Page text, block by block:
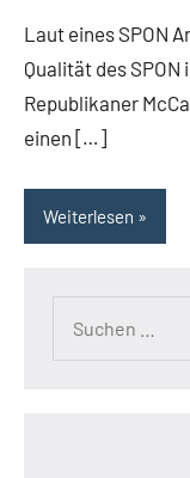
Laut eines SPON
Qualität des
Republikaner
einen […]
Weiterlesen